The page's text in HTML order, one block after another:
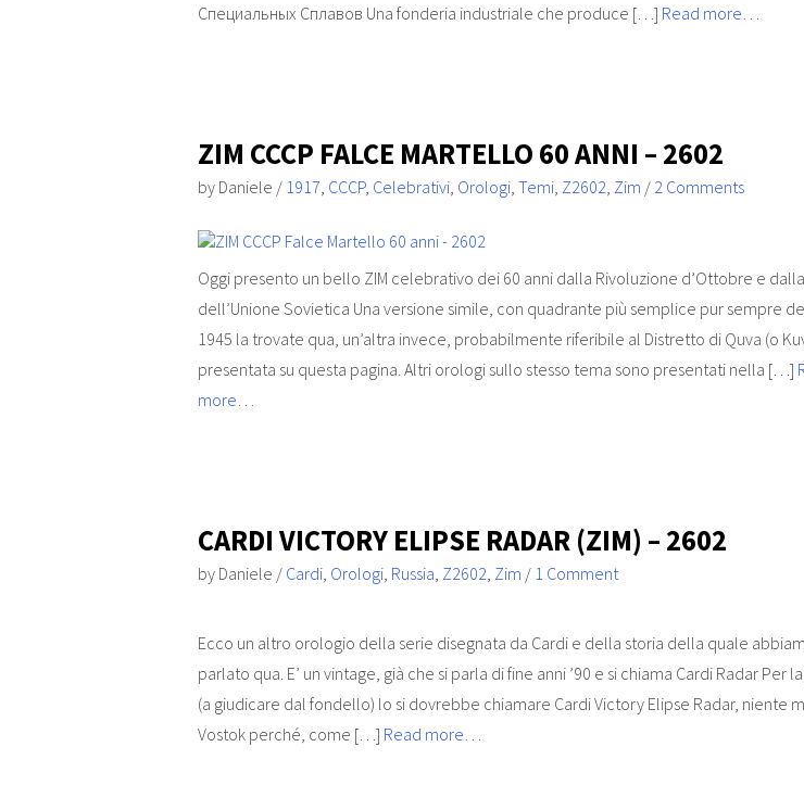
Специальных Сплавов Una fonderia industriale che produce […] Read more…
ZIM CCCP FALCE MARTELLO 60 ANNI – 2602
by Daniele / 1917, CCCP, Celebrativi, Orologi, Temi, Z2602, Zim / 2 Comments
Oggi presento un bello ZIM celebrativo dei 60 anni dalla Rivoluzione d’Ottobre e
dell’Unione Sovietica Una versione simile, con quadrante più semplice pur sempre
1945 la trovate qua, un’altra invece, probabilmente riferibile al Distretto di Quva (o
presentata su questa pagina. Altri orologi sullo stesso tema sono presentati nella […]
more…
CARDI VICTORY ELIPSE RADAR (ZIM) – 2602
by Daniele / Cardi, Orologi, Russia, Z2602, Zim / 1 Comment
Ecco un altro orologio della serie disegnata da Cardi e della storia della quale
parlato qua. E’ un vintage, già che si parla di fine anni ’90 e si chiama Cardi Radar Per
(a giudicare dal fondello) lo si dovrebbe chiamare Cardi Victory Elipse Radar, niente
Vostok perché, come […] Read more…